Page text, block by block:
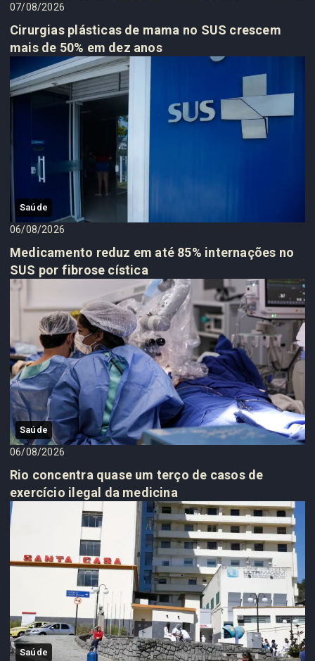
07/08/2026
Cirurgias plásticas de mama no SUS crescem
mais de 50% em dez anos
Saúde
06/08/2026
Medicamento reduz em até 85% internações no
SUS por fibrose cística
Saúde
06/08/2026
Rio concentra quase um terço de casos de
exercício ilegal da medicina
Saúde